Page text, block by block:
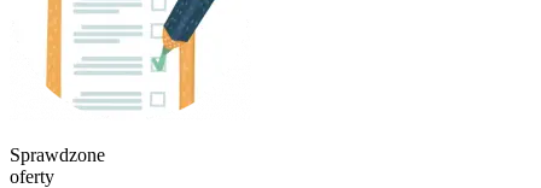
Sprawdzone
oferty